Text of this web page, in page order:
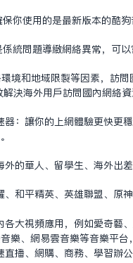
你使用的是最新版本的酷
统问题导致网络异常，可
境和地域限制等因素，访
决海外用户访问国内网络
：让你的上网体验更快更
的华人、留学生、海外出
和平精英、英雄联盟、原
大视频应用，例如爱奇艺
乐、网易云音乐等音乐平
播、网购、商务、学习办